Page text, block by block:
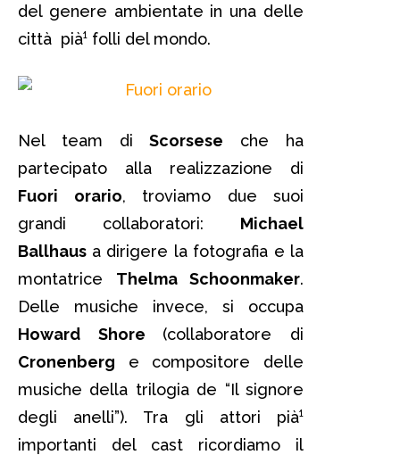
del genere ambientate in una delle
città pià¹ folli del mondo.
Nel team diScorsese che ha
partecipato alla realizzazione di
Fuori orario, troviamo due suoi
grandi collaboratori: Michael
Ballhaus a dirigere la fotografia e la
montatrice Thelma Schoonmaker.
Delle musiche invece, si occupa
Howard Shore (collaboratore di
Cronenberg e compositore delle
musiche della trilogia de “Il signore
degli anelli”). Tra gli attori pià¹
importanti del cast ricordiamo il